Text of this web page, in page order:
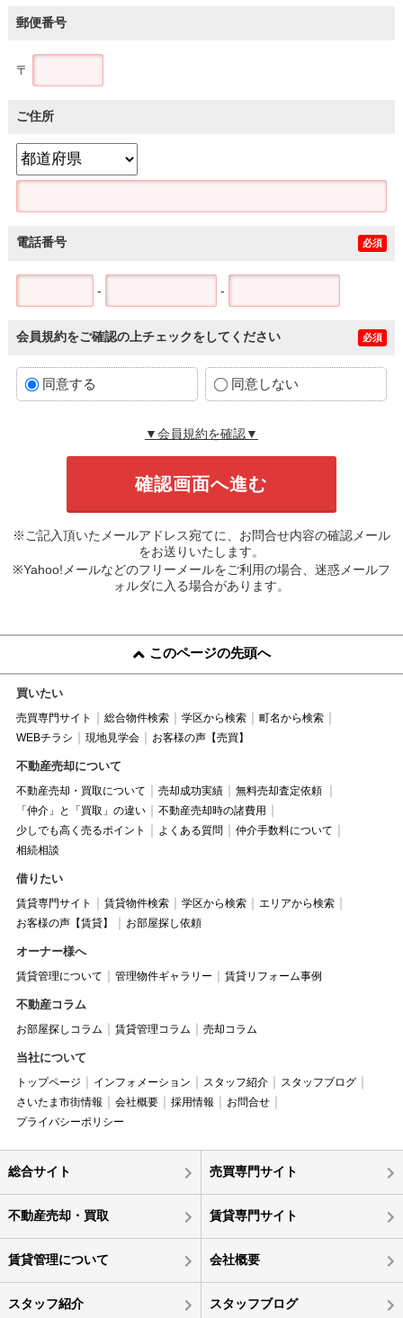
郵便番号
〒
ご住所
電話番号 必須
- -
会員規約をご確認の上チェックをしてください 必須
同意する 同意しない
▼会員規約を確認▼
※ご記入頂いたメールアドレス宛てに、お問合せ内容の確認メール
をお送りいたします。
※Yahoo!メールなどのフリーメールをご利用の場合、迷惑メールフ
ォルダに入る場合があります。
このページの先頭へ
買いたい
売買専門サイト 総合物件検索 学区から検索
町名から検索
WEBチラシ
現地見学会 お客様の声【売買】
不動産売却について
不動産売却・買取について 売却成功実績
無料売却査定依頼
「仲介」と「買取」の違い
不動産売却時の諸費用
少しでも高く売るポイント
よくある質問
仲介手数料について
相続相談
借りたい
賃貸専門サイト 賃貸物件検索 学区から検索
エリアから検索
お客様の声【賃貸】
お部屋探し依頼
オーナー様へ
賃貸管理について 管理物件ギャラリー 賃貸リフォーム事例
不動産コラム
お部屋探しコラム 賃貸管理コラム 売却コラム
当社について
トップページ インフォメーション スタッフ紹介
スタッフブログ
さいたま市街情報
会社概要 採用情報
お問合せ
プライバシーポリシー
総合サイト 売買専門サイト
不動産売却・買取 賃貸専門サイト
賃貸管理について 会社概要
スタッフ紹介 スタッフブログ